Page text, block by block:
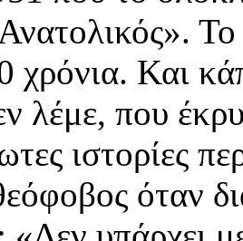
Το
χρόνια. Και
λέμε, που
ιστορίες
όταν